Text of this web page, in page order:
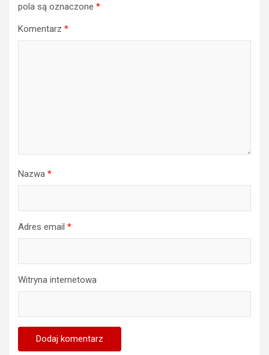
pola są oznaczone *
Komentarz *
Nazwa *
Adres email *
Witryna internetowa